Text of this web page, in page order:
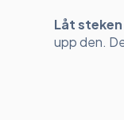
Låt
upp den.